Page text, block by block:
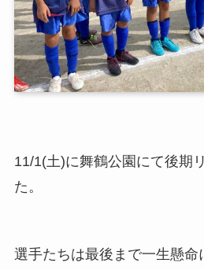
11/1(土)に舞鶴公園にて後期
た。
選手たちは最後まで一生懸命